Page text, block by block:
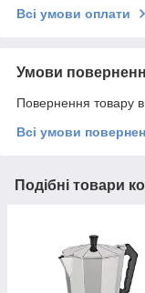
Всі умови оплати
Умови
Повернення товару
Всі умови
Подібні товари